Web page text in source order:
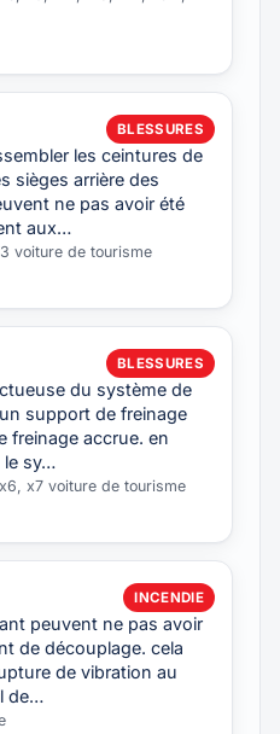
BLESSURES
les ceintures de
sièges arrière des
ne pas avoir été
aux…
voiture de tourisme
BLESSURES
du système de
support de freinage
freinage accrue. en
le sy…
x7 voiture de tourisme
INCENDIE
peuvent ne pas avoir
de découplage. cela
de vibration au
de…